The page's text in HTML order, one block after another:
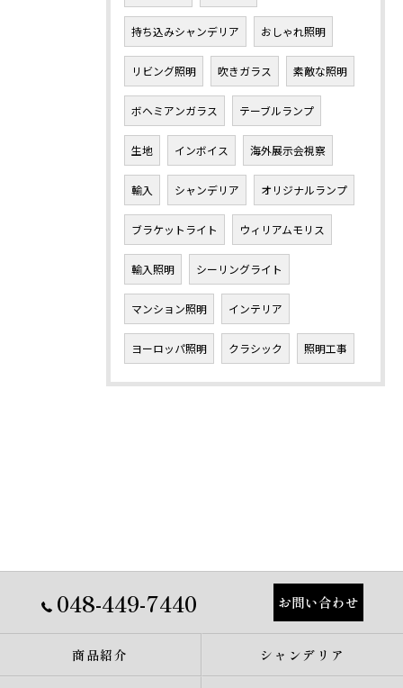
持ち込みシャンデリア おしゃれ照明
リビング照明 吹きガラス 素敵な照明
ボヘミアンガラス テーブルランプ
生地 インボイス 海外展示会視察
輸入 シャンデリア オリジナルランプ
ブラケットライト ウィリアムモリス
輸入照明 シーリングライト
マンション照明 インテリア
ヨーロッパ照明 クラシック 照明工事
048-449-7440 お問い合わせ
商品紹介 シャンデリア